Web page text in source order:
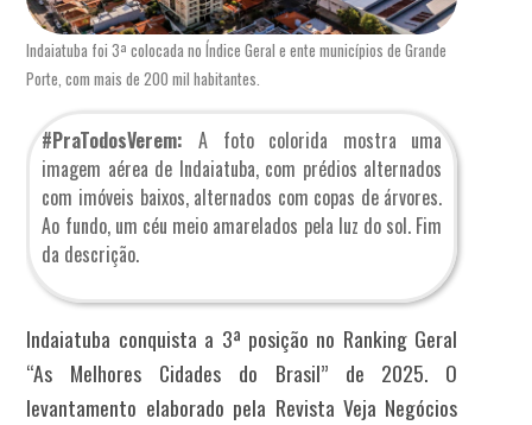
Indaiatuba foi 3ª colocada no Índice Geral e ente municípios de Grande
Porte, com mais de 200 mil habitantes.
#PraTodosVerem: A foto colorida mostra uma
imagem aérea de Indaiatuba, com prédios alternados
com imóveis baixos, alternados com copas de árvores.
Ao fundo, um céu meio amarelados pela luz do sol. Fim
da descrição.
Indaiatuba conquista a 3ª posição no Ranking Geral
“As Melhores Cidades do Brasil” de 2025. O
levantamento elaborado pela Revista Veja Negócios